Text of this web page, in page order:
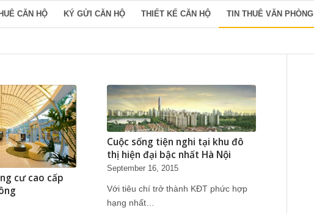
CĂN HỘ KÝ GỬI CĂN HỘ THIẾT KẾ CĂN HỘ TIN THUÊ VĂN PHÒNG
cư cao cấp
Cuộc sống tiện nghi tại khu đô
thị hiện đại bậc nhất Hà Nội
September 16, 2015
Với tiêu chí trở thành KĐT phức hợp
hạng nhất…